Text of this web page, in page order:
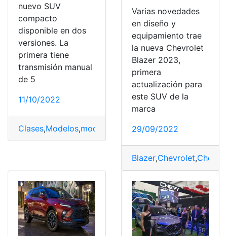
nuevo SUV
compacto
disponible en dos
versiones. La
primera tiene
transmisión manual
de 5
11/10/2022
Clases,Modelos,modelos SUV,Seguridad,Sistema
Varias novedades
en diseño y
equipamiento trae
la nueva Chevrolet
Blazer 2023,
primera
actualización para
este SUV de la
marca
29/09/2022
Blazer,Chevrolet,